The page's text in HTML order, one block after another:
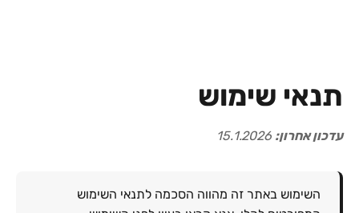
תנאי שימוש
עדכון אחרון:
השימוש באתר זה מהווה הסכמה לתנאי השימוש